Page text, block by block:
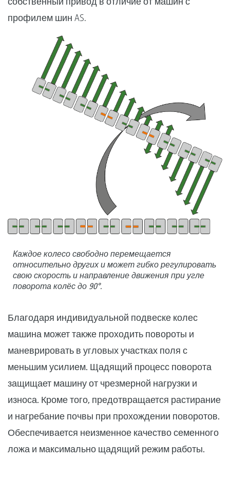
профилем шин AS.
Каждое колесо свободно перемещается
относительно других и может гибко регулировать
свою скорость и направление движения при угле
поворота колёс до 90°.
Благодаря индивидуальной подвеске колес
машина может также проходить повороты и
маневрировать в угловых участках поля с
меньшим усилием. Щадящий процесс поворота
защищает машину от чрезмерной нагрузки и
износа. Кроме того, предотвращается растирание
и нагребание почвы при прохождении поворотов.
Обеспечивается неизменное качество семенного
ложа и максимально щадящий режим работы.